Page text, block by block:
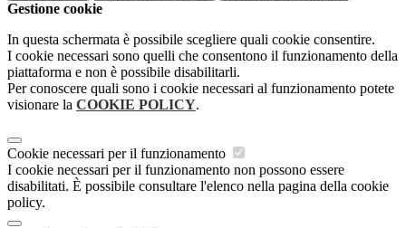
Gestione cookie
In questa schermata è possibile scegliere quali cookie consentire.
I cookie necessari sono quelli che consentono il funzionamento della
piattaforma e non è possibile disabilitarli.
Per conoscere quali sono i cookie necessari al funzionamento potete
visionare la COOKIE POLICY.
Cookie necessari per il funzionamento
I cookie necessari per il funzionamento non possono essere
disabilitati. È possibile consultare l'elenco nella pagina della cookie
policy.